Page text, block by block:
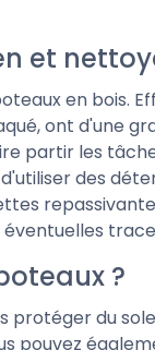
et
en bois.
ont d'une
partir les
des
?
protéger du
pouvez